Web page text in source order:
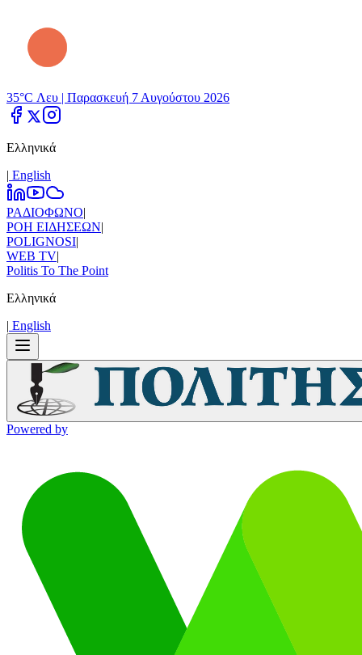
35°C Λευ | Παρασκευή 7 Αυγούστου 2026
Ελληνικά
| Εnglish
ΡΑΔΙΟΦΩΝΟ|
ΡΟΗ ΕΙΔΗΣΕΩΝ|
POLIGNOSI|
WEB TV|
Politis To The Point
Ελληνικά
| Εnglish
Powered by